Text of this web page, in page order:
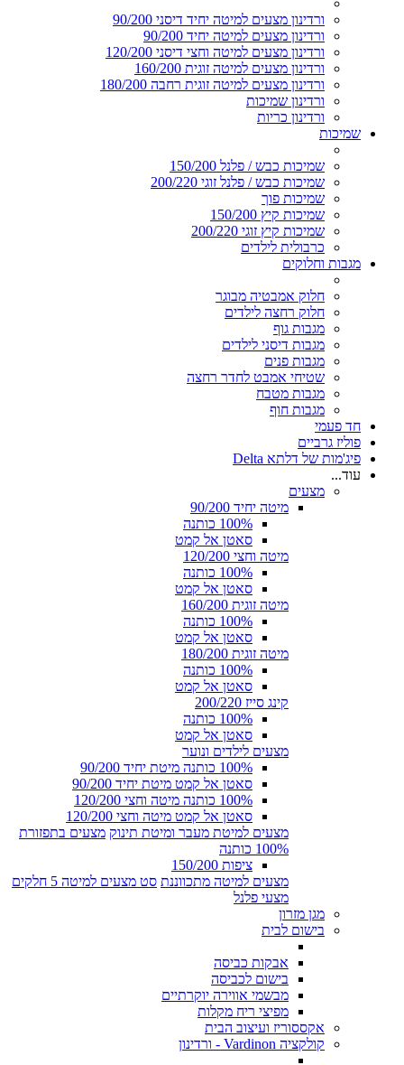
ורדינון מצעים למיטה יחיד דיסני 90/200
ורדינון מצעים למיטה יחיד 90/200
ורדינון מצעים למיטה וחצי דיסני 120/200
ורדינון מצעים למיטה זוגית 160/200
ורדינון מצעים למיטה זוגית רחבה 180/200
ורדינון שמיכות
ורדינון כריות
שמיכות
שמיכות כבש / פלנל 150/200
שמיכות כבש / פלנל זוגי 200/220
שמיכות פוך
שמיכות קיץ 150/200
שמיכות קיץ זוגי 200/220
כרבולית לילדים
מגבות וחלוקים
חלוק אמבטיה מבוגר
חלוק רחצה לילדים
מגבות גוף
מגבות דיסני לילדים
מגבות פנים
שטיחי אמבט לחדר רחצה
מגבות מטבח
מגבות חוף
חד פעמי
פוליז גרביים
פיג'מות של דלתא Delta
עוד...
מצעים
מיטה יחיד 90/200
100% כותנה
סאטן אל קמט
מיטה וחצי 120/200
100% כותנה
סאטן אל קמט
מיטה זוגית 160/200
100% כותנה
סאטן אל קמט
מיטה זוגית 180/200
100% כותנה
סאטן אל קמט
קינג סייז 200/220
100% כותנה
סאטן אל קמט
מצעים לילדים ונוער
100% כותנה מיטת יחיד 90/200
סאטן אל קמט מיטת יחיד 90/200
100% כותנה מיטה וחצי 120/200
סאטן אל קמט מיטה וחצי 120/200
מצעים למיטת מעבר ומיטת תינוק מצעים בתפזורת
100% כותנה
ציפות 150/200
מצעים למיטה מתכווננת סט מצעים למיטה 5 חלקים
מצעי פלנל
מגן מזרון
בישום לבית
אבקות כביסה
בישום לכביסה
מבשמי אווירה יוקרתיים
מפיצי ריח מקלות
אקססוריז ועיצוב הבית
קולקציה Vardinon - ורדינון